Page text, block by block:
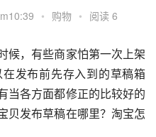
• 购物 • 阅读 6
候，有些商家怕第一次上架
发布前先存入到的草稿箱
当各方面都修正的比较好的
贝发布草稿在哪里？淘宝怎